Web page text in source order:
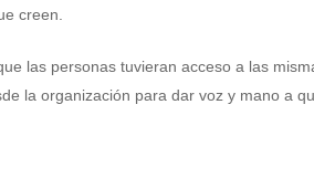
creen.
las personas tuvieran acceso a las
la organización para dar voz y mano a